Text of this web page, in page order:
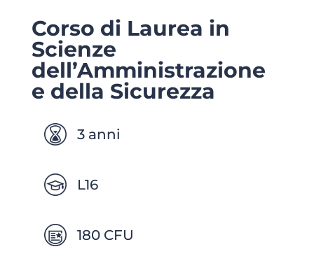
Corso di Laurea in
Scienze
dell’Amministrazione
e della Sicurezza
3 anni
L16
180 CFU